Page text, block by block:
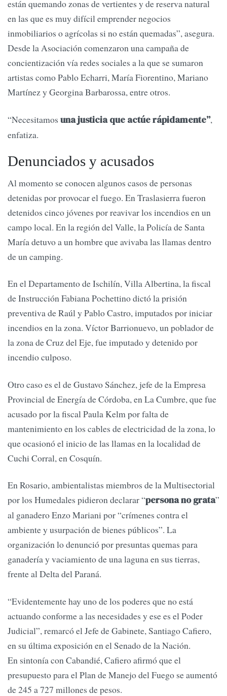
están quemando zonas de vertientes y de reserva natural
en las que es muy difícil emprender negocios
inmobiliarios o agrícolas si no están quemadas”, asegura.
Desde la Asociación comenzaron una campaña de
concientización vía redes sociales a la que se sumaron
artistas como Pablo Echarri, María Fiorentino, Mariano
Martínez y Georgina Barbarossa, entre otros.
“Necesitamos una justicia que actúe rápidamente”,
enfatiza.
Denunciados y acusados
Al momento se conocen algunos casos de personas
detenidas por provocar el fuego. En Traslasierra fueron
detenidos cinco jóvenes por reavivar los incendios en un
campo local. En la región del Valle, la Policía de Santa
María detuvo a un hombre que avivaba las llamas dentro
de un camping.
En el Departamento de Ischilín, Villa Albertina, la fiscal
de Instrucción Fabiana Pochettino dictó la prisión
preventiva de Raúl y Pablo Castro, imputados por iniciar
incendios en la zona. Víctor Barrionuevo, un poblador de
la zona de Cruz del Eje, fue imputado y detenido por
incendio culposo.
Otro caso es el de Gustavo Sánchez, jefe de la Empresa
Provincial de Energía de Córdoba, en La Cumbre, que fue
acusado por la fiscal Paula Kelm por falta de
mantenimiento en los cables de electricidad de la zona, lo
que ocasionó el inicio de las llamas en la localidad de
Cuchi Corral, en Cosquín.
En Rosario, ambientalistas miembros de la Multisectorial
por los Humedales pidieron declarar “persona no grata”
al ganadero Enzo Mariani por “crímenes contra el
ambiente y usurpación de bienes públicos”. La
organización lo denunció por presuntas quemas para
ganadería y vaciamiento de una laguna en sus tierras,
frente al Delta del Paraná.
“Evidentemente hay uno de los poderes que no está
actuando conforme a las necesidades y ese es el Poder
Judicial”, remarcó el Jefe de Gabinete, Santiago Cafiero,
en su última exposición en el Senado de la Nación.
En sintonía con Cabandié, Cafiero afirmó que el
presupuesto para el Plan de Manejo del Fuego se aumentó
de 245 a 727 millones de pesos.